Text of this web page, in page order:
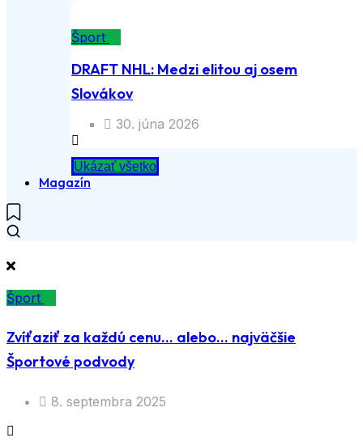
Šport
DRAFT NHL: Medzi elitou aj osem
Slovákov
30. júna 2026
Ukázať všetko
Magazín
Šport
Zvíťaziť za každú cenu… alebo… najväčšie
Športové podvody
8. septembra 2025